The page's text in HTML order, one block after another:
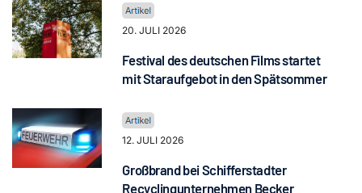
20. JULI 2026
Festival des deutschen Films startet
mit Staraufgebot in den Spätsommer
12. JULI 2026
Großbrand bei Schifferstadter
Recyclingunternehmen Becker